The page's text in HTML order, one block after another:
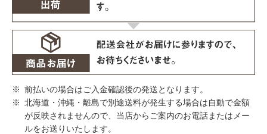
前払いの場合はご入金確認後の発送となります。
北海道・沖縄・離島で別途送料が発生する場合は自動で金額
が反映されませんので、当店からご案内のお電話またはメー
ルをお送りいたします。